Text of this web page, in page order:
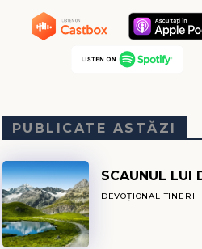
PUBLICATE ASTĂZI
SCAUNUL LUI
DEVOȚIONAL TINERI